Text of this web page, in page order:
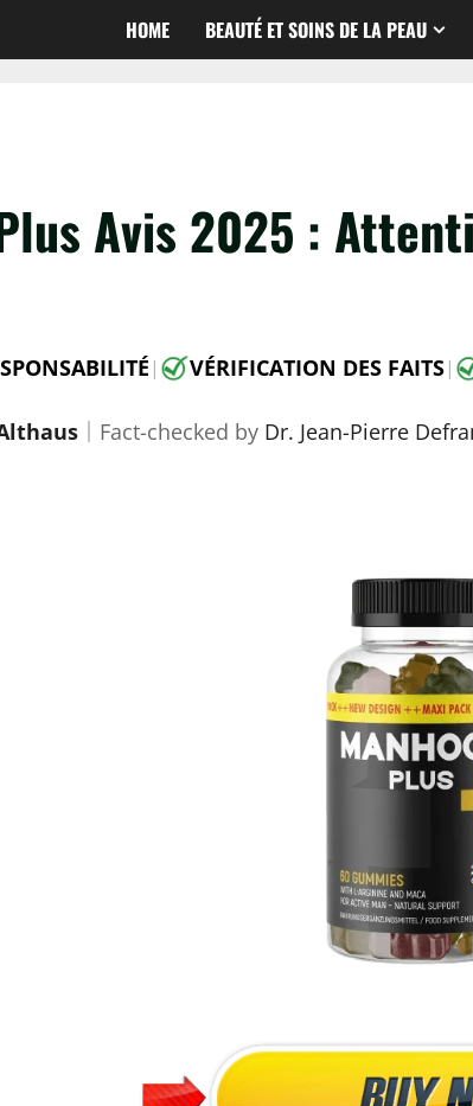
HOME BEAUTÉ ET SOINS DE LA PEAU
Avis 2025 :
| VÉRIFICATION DES FAITS|
｜ Fact-checked by Dr. Jean-Pierre